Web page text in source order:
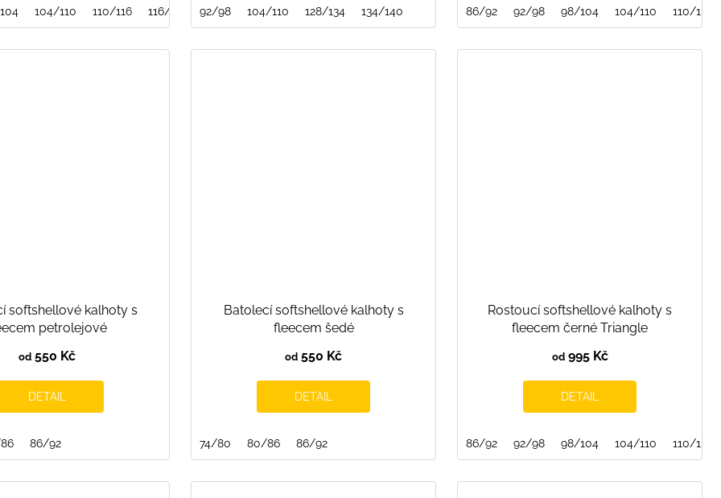
134 134/140 140/146 146/152 152/158 158/164 164/170
104/110 110/116 116/122 122/128 128/134 140/146 152/158
92/98 104/110 128/134 134/140 86/92 92/98 98/104 104/110 110/116
softshellové kalhoty s
petrolejové
od 550 Kč
DETAIL
86/92
Batolecí softshellové kalhoty s
fleecem šedé
od 550 Kč
DETAIL
74/80 80/86 86/92
Rostoucí softshellové kalhoty s
fleecem černé Triangle
od995 Kč
DETAIL
86/92 92/98 98/104 104/110 110/116